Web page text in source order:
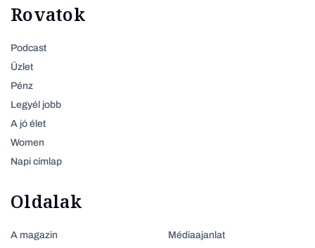
Rovatok
Podcast
Üzlet
Pénz
Legyél jobb
A jó élet
Women
Napi címlap
Oldalak
A magazin
Médiaajanlat